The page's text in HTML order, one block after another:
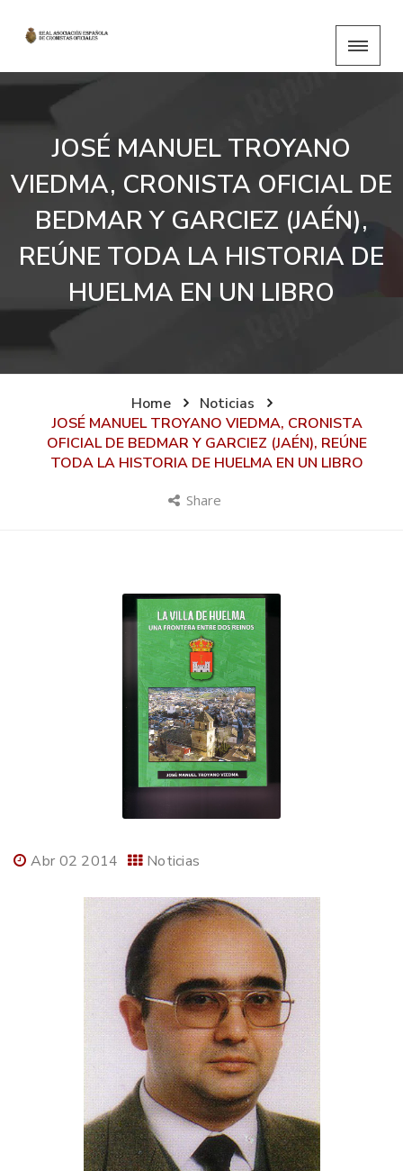
JOSÉ MANUEL TROYANO
VIEDMA, CRONISTA OFICIAL DE
BEDMAR Y GARCIEZ (JAÉN),
REÚNE TODA LA HISTORIA DE
HUELMA EN UN LIBRO
Home
Noticias
JOSÉ MANUEL TROYANO VIEDMA, CRONISTA
OFICIAL DE BEDMAR Y GARCIEZ (JAÉN), REÚNE
TODA LA HISTORIA DE HUELMA EN UN LIBRO
Share
Abr 02 2014 Noticias